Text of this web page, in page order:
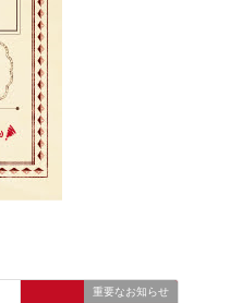
重要なお知らせ